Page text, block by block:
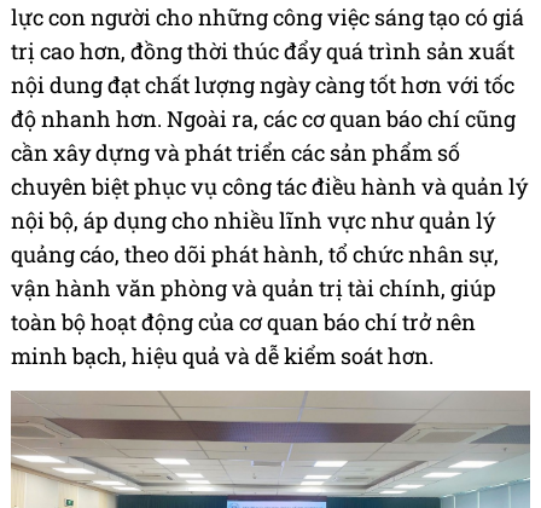
lực con người cho những công việc sáng tạo có giá
trị cao hơn, đồng thời thúc đẩy quá trình sản xuất
nội dung đạt chất lượng ngày càng tốt hơn với tốc
độ nhanh hơn. Ngoài ra, các cơ quan báo chí cũng
cần xây dựng và phát triển các sản phẩm số
chuyên biệt phục vụ công tác điều hành và quản lý
nội bộ, áp dụng cho nhiều lĩnh vực như quản lý
quảng cáo, theo dõi phát hành, tổ chức nhân sự,
vận hành văn phòng và quản trị tài chính, giúp
toàn bộ hoạt động của cơ quan báo chí trở nên
minh bạch, hiệu quả và dễ kiểm soát hơn.